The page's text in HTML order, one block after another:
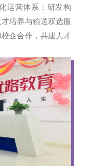
运营体系；研发构
才培养与输送双选服
企合作，共建人才